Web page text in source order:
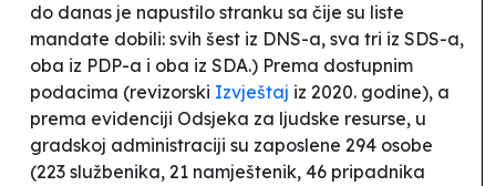
do danas je napustilo stranku sa čije su liste
mandate dobili: svih šest iz DNS-a, sva tri iz SDS-a,
oba iz PDP-a i oba iz SDA.) Prema dostupnim
podacima (revizorski Izvještaj iz 2020. godine), a
prema evidenciji Odsjeka za ljudske resurse, u
gradskoj administraciji su zaposlene 294 osobe
(223 službenika, 21 namještenik, 46 pripadnika